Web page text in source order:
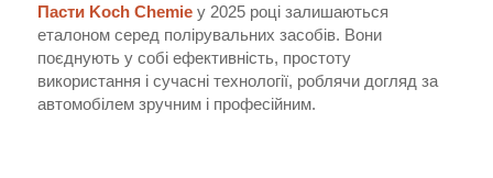
Пасти Koch Chemieу 2025 році залишаються
еталоном серед полірувальних засобів. Вони
поєднують у собі ефективність, простоту
використання і сучасні технології, роблячи догляд за
автомобілем зручним і професійним.